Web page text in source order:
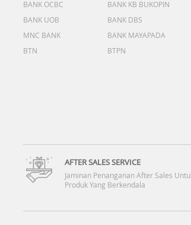
BANK OCBC
BANK KB BUKOPIN
BANK UOB
BANK DBS
MNC BANK
BANK MAYAPADA
BTN
BTPN
AFTER SALES SERVICE
Jaminan Penanganan After Sales
Produk Yang Berkendala